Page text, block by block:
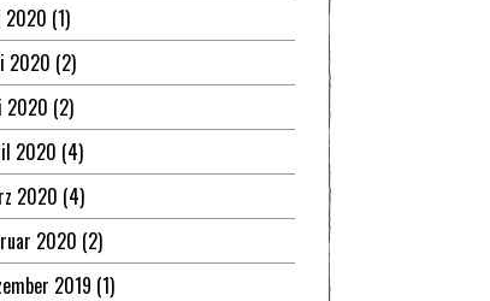
2020 (1)
2020 (2)
2020 (2)
2020 (4)
2020 (4)
2020 (2)
2019 (1)